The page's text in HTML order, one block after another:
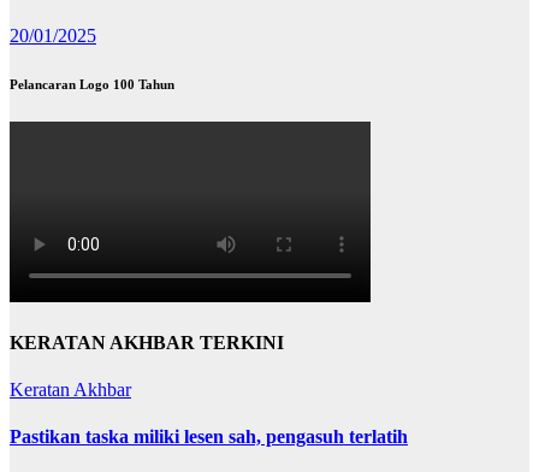
20/01/2025
Pelancaran Logo 100 Tahun
KERATAN AKHBAR TERKINI
Keratan Akhbar
Pastikan taska miliki lesen sah, pengasuh terlatih